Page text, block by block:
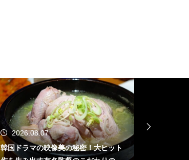
2026.08.07
韓国ドラマの映像美の秘密！大ヒット